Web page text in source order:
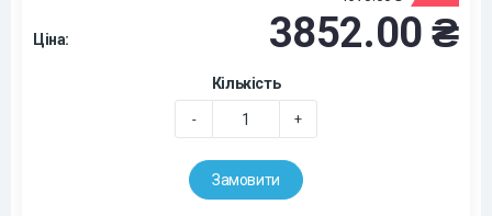
Ціна: 3852.00 ₴
Кількість
- +
Замовити